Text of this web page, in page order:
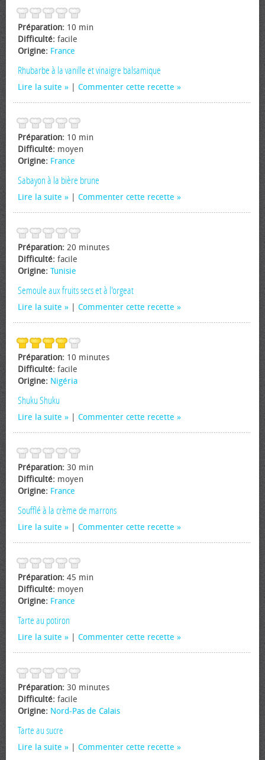
Préparation: 10 min
Difficulté: facile
Origine: France
Rhubarbe à la vanille et vinaigre balsamique
Lire la suite Commenter cette recette
Préparation: 10 min
Difficulté: moyen
Origine: France
Sabayon à la bière brune
Lire la suite Commenter cette recette
Préparation: 20 minutes
Difficulté: facile
Origine: Tunisie
Semoule aux fruits secs et à l'orgeat
Lire la suite Commenter cette recette
Préparation: 10 minutes
Difficulté: facile
Origine: Nigéria
Shuku Shuku
Lire la suite Commenter cette recette
Préparation: 30 min
Difficulté: moyen
Origine: France
Soufflé à la crème de marrons
Lire la suite Commenter cette recette
Préparation: 45 min
Difficulté: moyen
Origine: France
Tarte au potiron
Lire la suite Commenter cette recette
Préparation: 30 minutes
Difficulté: facile
Origine: Nord-Pas de Calais
Tarte au sucre
Lire la suite Commenter cette recette